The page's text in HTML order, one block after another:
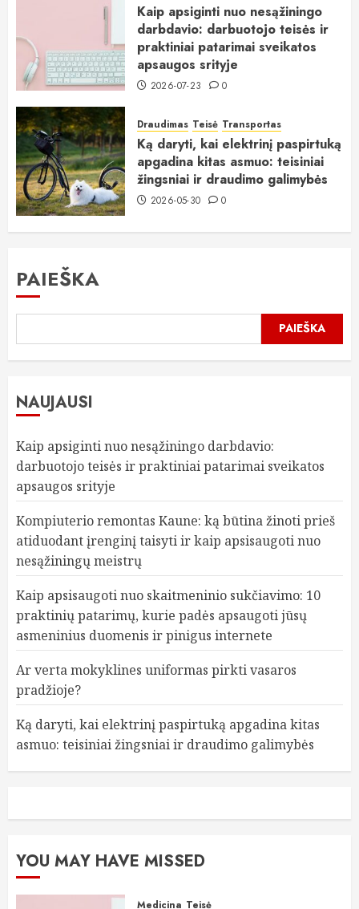
Kaip apsiginti nuo nesąžiningo
darbdavio: darbuotojo teisės ir
praktiniai patarimai sveikatos
apsaugos srityje
2026-07-23 0
Draudimas Teisė Transportas
Ką daryti, kai elektrinį paspirtuką
apgadina kitas asmuo: teisiniai
žingsniai ir draudimo galimybės
2026-05-30 0
PAIEŠKA
PAIEŠKA
NAUJAUSI
Kaip apsiginti nuo nesąžiningo darbdavio:
darbuotojo teisės ir praktiniai patarimai sveikatos
apsaugos srityje
Kompiuterio remontas Kaune: ką būtina žinoti prieš
atiduodant įrenginį taisyti ir kaip apsisaugoti nuo
nesąžiningų meistrų
Kaip apsisaugoti nuo skaitmeninio sukčiavimo: 10
praktinių patarimų, kurie padės apsaugoti jūsų
asmeninius duomenis ir pinigus internete
Ar verta mokyklines uniformas pirkti vasaros
pradžioje?
Ką daryti, kai elektrinį paspirtuką apgadina kitas
asmuo: teisiniai žingsniai ir draudimo galimybės
YOU MAY HAVE MISSED
Medicina Teisė